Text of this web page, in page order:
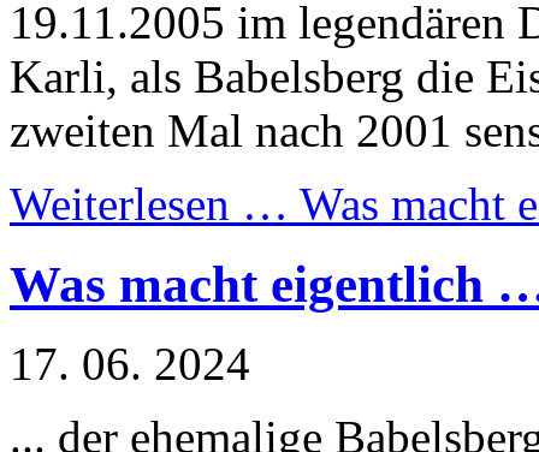
19.11.2005 im legendären
Karli, als Babelsberg die
zweiten Mal nach 2001
Weiterlesen … Was macht
Was macht eigentlich
17. 06. 2024
... der ehemalige